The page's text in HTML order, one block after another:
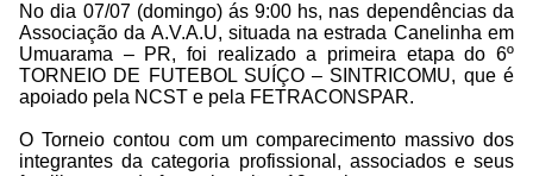
No dia 07/07 (domingo) ás 9:00 hs, nas dependências da
Associação da A.V.A.U, situada na estrada Canelinha em
Umuarama – PR, foi realizado a primeira etapa do 6º
TORNEIO DE FUTEBOL SUÍÇO – SINTRICOMU, que é
apoiado pela NCST e pela FETRACONSPAR.
O Torneio contou com um comparecimento massivo dos
integrantes da categoria profissional, associados e seus